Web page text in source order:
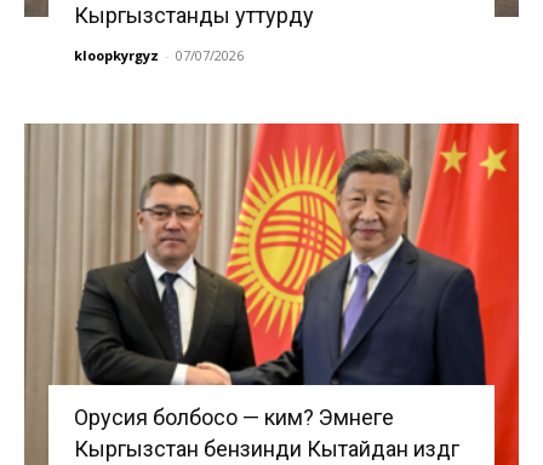
Кыргызстанды уттурду
kloopkyrgyz - 07/07/2026
Орусия болбосо — ким? Эмнеге
Кыргызстан бензинди Кытайдан издөөгө